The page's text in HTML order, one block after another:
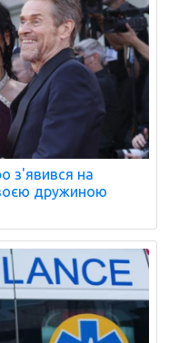
з'явився на
дружиною